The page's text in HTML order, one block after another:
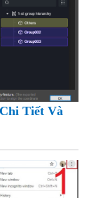
Tiết Và